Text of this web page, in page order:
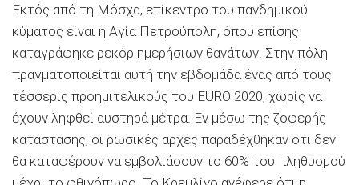
Εκτός από τη Μόσχα, επίκεντρο του πανδημικού
κύματος είναι η Αγία Πετρούπολη, όπου επίσης
καταγράφηκε ρεκόρ ημερήσιων θανάτων. Στην πόλη
πραγματοποιείται αυτή την εβδομάδα ένας από τους
τέσσερις προημιτελικούς του ΕURO 2020, χωρίς να
έχουν ληφθεί αυστηρά μέτρα. Εν μέσω της ζοφερής
κατάστασης, οι ρωσικές αρχές παραδέχθηκαν ότι δεν
θα καταφέρουν να εμβολιάσουν το 60% του πληθυσμού